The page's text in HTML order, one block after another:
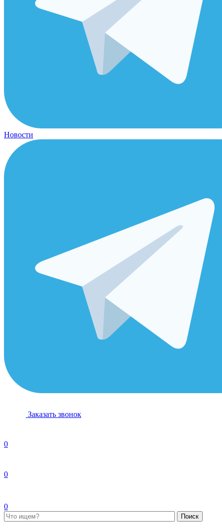
Новости
Заказать звонок
0
0
0